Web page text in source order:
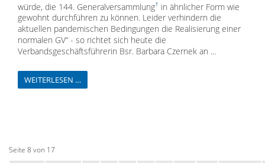
würde, die 144. Generalversammlung in ähnlicher Form wie
gewohnt durchführen zu können. Leider verhindern die
aktuellen pandemischen Bedingungen die Realisierung einer
normalen GV“ - so richtet sich heute die
Verbandsgeschäftsführerin Bsr. Barbara Czernek an ...
WEITERLESEN …
Seite 8 von 17